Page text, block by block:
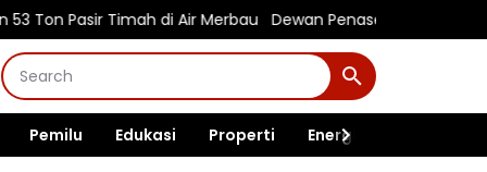
di Air Merbau Dewan Penasehat Sambar.id: Isu Surpres
Pemilu Edukasi Properti Energi